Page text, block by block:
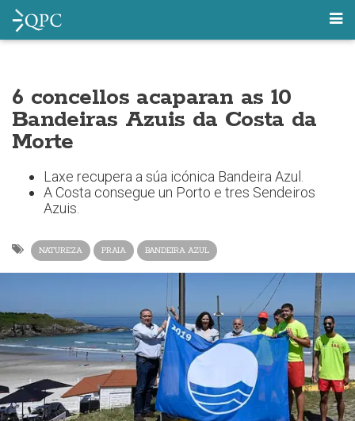
6 concellos acaparan as 10
Bandeiras Azuis da Costa da
Morte
Laxe recupera a súa icónica Bandeira Azul.
A Costa consegue un Porto e tres Sendeiros
Azuis.
NATUREZA PRAIA BANDEIRA AZUL